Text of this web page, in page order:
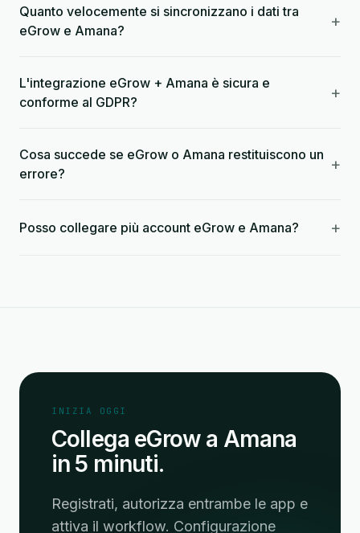
Quanto velocemente si sincronizzano i dati tra
eGrow e Amana?
+
L'integrazione eGrow + Amana è sicura e
conforme al GDPR?
+
Cosa succede se eGrow o Amana restituiscono un
errore?
+
Posso collegare più account eGrow e Amana? +
INIZIA OGGI
Collega eGrow a Amana
in 5 minuti.
Registrati, autorizza entrambe le app e
attiva il workflow. Configurazione